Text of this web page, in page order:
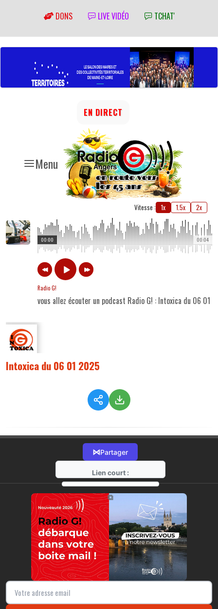
DONS LIVE VIDÉO TCHAT'
Menu
EN DIRECT
Vitesse : 1x 1.5x 2x
00:04
00:00
Radio G!
vous allez écouter un podcast Radio G! : Intoxica du 06 01
Intoxica du 06 01 2025
⋈Partager
Lien court :
https://radio-g.fr?16519
⧉